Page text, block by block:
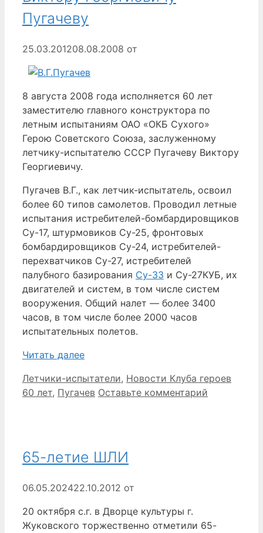
Пугачеву
25.03.201208.08.2008 от
8 августа 2008 года исполняется 60 лет
заместителю главного конструктора по
летным испытаниям ОАО «ОКБ Сухого»
Герою Советского Союза, заслуженному
летчику-испытателю СССР Пугачеву Виктору
Георгиевичу.
Пугачев В.Г., как летчик-испытатель, освоил
более 60 типов самолетов. Проводил летные
испытания истребителей-бомбардировщиков
Су-17, штурмовиков Су-25, фронтовых
бомбардировщиков Су-24, истребителей-
перехватчиков Су-27, истребителей
палубного базирования Су-33 и Су-27КУБ, их
двигателей и систем, в том числе систем
вооружения. Общий налет — более 3400
часов, в том числе более 2000 часов
испытательных полетов.
Читать далее
Рубрики
Летчики-испытатели, Новости Клуба героев
60 лет, Пугачев Оставьте комментарий
65-летие ШЛИ
06.05.202422.10.2012 от
20 октября с.г. в Дворце культуры г.
Жуковского торжественно отметили 65-